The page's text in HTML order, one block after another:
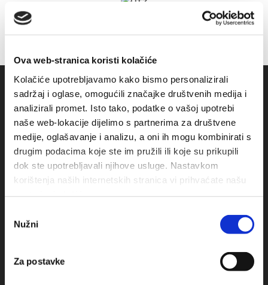
Ova web-stranica koristi kolačiće
Kolačiće upotrebljavamo kako bismo personalizirali
sadržaj i oglase, omogućili značajke društvenih medija i
analizirali promet. Isto tako, podatke o vašoj upotrebi
naše web-lokacije dijelimo s partnerima za društvene
medije, oglašavanje i analizu, a oni ih mogu kombinirati s
drugim podacima koje ste im pružili ili koje su prikupili
dok ste upotrebljavali njihove usluge. Nastavkom
korištenja naših internetskih stranica vi prihvaćate našu
pristanka
Nužni
Za postavke
info@baskavoda.hr